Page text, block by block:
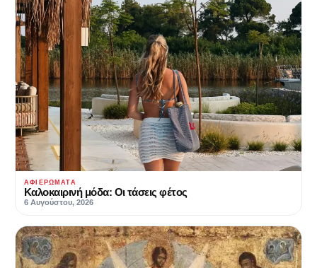
ΑΦΙΕΡΏΜΑΤΑ
Καλοκαιρινή μόδα: Οι τάσεις φέτος
6 Αυγούστου, 2026